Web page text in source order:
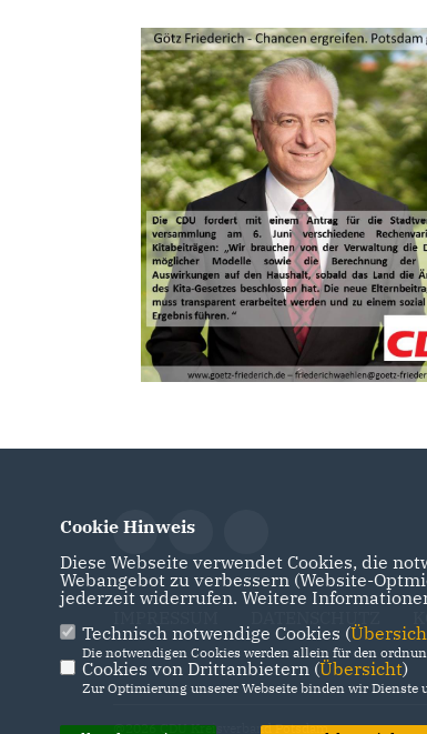
@2026 CDU Kreisverband Potsdam
Cookie Hinweis
Diese Webseite verwendet Cookies, die
Webangebot zu verbessern (Website-
jederzeit widerrufen. Weitere
Technisch notwendige Cookies (
Die notwendigen Cookies werden allein für den
Cookies von Drittanbietern (Übersicht)
Zur Optimierung unserer Webseite binden wir Dienste